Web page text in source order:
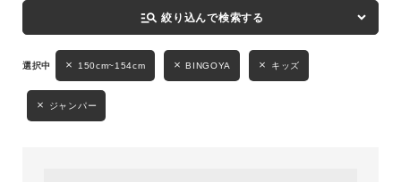
性別
MENS LADIES KIDS
manage_search 絞り込んで検索する
150cm~154cm BINGOYA キッズ
ジャンパー